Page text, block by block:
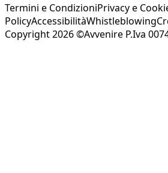
Termini e CondizioniPrivacy e
PolicyAccessibilitàWhistleblowing
Copyright 2026 ©Avvenire P.Iva